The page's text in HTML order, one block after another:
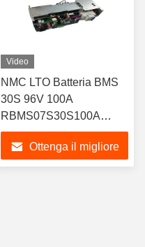
Video
NMC LTO Batteria BMS
30S 96V 100A
RBMS07S30S100A
Supporto Bluetooth
Ottenga il migliore